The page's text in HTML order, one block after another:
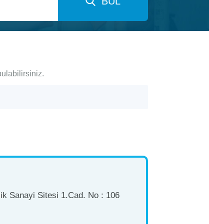
Sanayi Sitesi 1.Cad. No : 106